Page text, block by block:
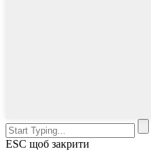
ESC щоб закрити